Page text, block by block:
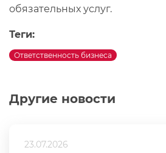
Другие новости
23.07.2026
обязательных услуг.
Теги:
Ответственность бизнеса